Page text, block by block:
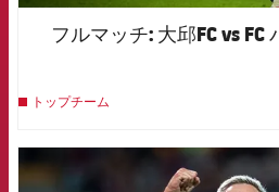
フルマッチ: 大邱FC vs FC
トップチーム
FCB